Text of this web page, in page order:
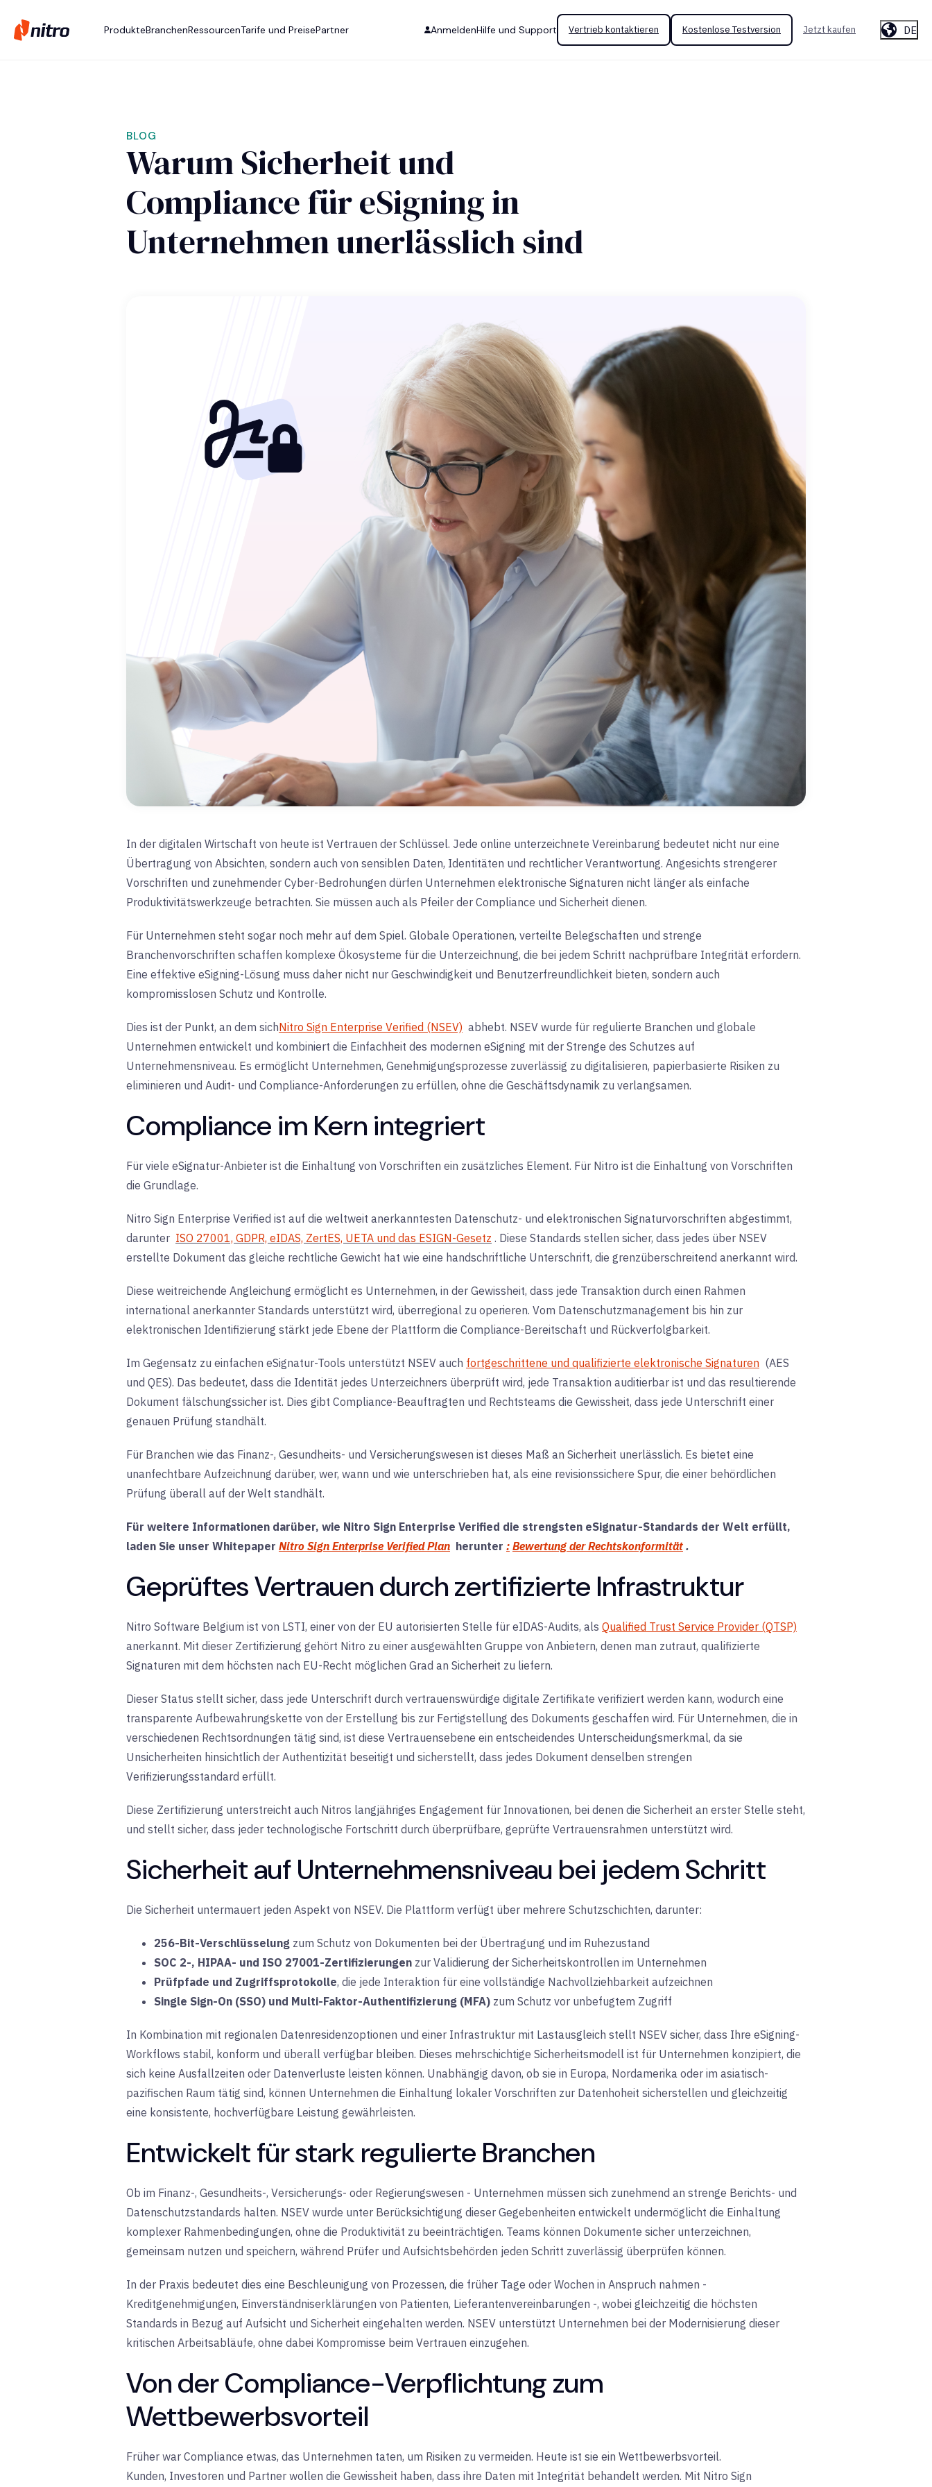
ProdukteBranchenRessourcenTarife und PreisePartner AnmeldenHilfe und Support Vertrieb kontaktieren Kostenlose Testversion Jetzt kaufen DE
BLOG
Warum Sicherheit und
Compliance für eSigning in
Unternehmen unerlässlich sind
In der digitalen Wirtschaft von heute ist Vertrauen der Schlüssel. Jede online unterzeichnete Vereinbarung bedeutet nicht nur eine
Übertragung von Absichten, sondern auch von sensiblen Daten, Identitäten und rechtlicher Verantwortung. Angesichts strengerer
Vorschriften und zunehmender Cyber-Bedrohungen dürfen Unternehmen elektronische Signaturen nicht länger als einfache
Produktivitätswerkzeuge betrachten. Sie müssen auch als Pfeiler der Compliance und Sicherheit dienen.
Für Unternehmen steht sogar noch mehr auf dem Spiel. Globale Operationen, verteilte Belegschaften und strenge
Branchenvorschriften schaffen komplexe Ökosysteme für die Unterzeichnung, die bei jedem Schritt nachprüfbare Integrität erfordern.
Eine effektive eSigning-Lösung muss daher nicht nur Geschwindigkeit und Benutzerfreundlichkeit bieten, sondern auch
kompromisslosen Schutz und Kontrolle.
Dies ist der Punkt, an dem sichNitro Sign Enterprise Verified (NSEV) abhebt. NSEV wurde für regulierte Branchen und globale
Unternehmen entwickelt und kombiniert die Einfachheit des modernen eSigning mit der Strenge des Schutzes auf
Unternehmensniveau. Es ermöglicht Unternehmen, Genehmigungsprozesse zuverlässig zu digitalisieren, papierbasierte Risiken zu
eliminieren und Audit- und Compliance-Anforderungen zu erfüllen, ohne die Geschäftsdynamik zu verlangsamen.
Compliance im Kern integriert
Für viele eSignatur-Anbieter ist die Einhaltung von Vorschriften ein zusätzliches Element. Für Nitro ist die Einhaltung von Vorschriften
die Grundlage.
Nitro Sign Enterprise Verified ist auf die weltweit anerkanntesten Datenschutz- und elektronischen Signaturvorschriften abgestimmt,
darunter ISO 27001, GDPR, eIDAS, ZertES, UETA und das ESIGN-Gesetz . Diese Standards stellen sicher, dass jedes über NSEV
erstellte Dokument das gleiche rechtliche Gewicht hat wie eine handschriftliche Unterschrift, die grenzüberschreitend anerkannt wird.
Diese weitreichende Angleichung ermöglicht es Unternehmen, in der Gewissheit, dass jede Transaktion durch einen Rahmen
international anerkannter Standards unterstützt wird, überregional zu operieren. Vom Datenschutzmanagement bis hin zur
elektronischen Identifizierung stärkt jede Ebene der Plattform die Compliance-Bereitschaft und Rückverfolgbarkeit.
Im Gegensatz zu einfachen eSignatur-Tools unterstützt NSEV auch fortgeschrittene und qualifizierte elektronische Signaturen (AES
und QES). Das bedeutet, dass die Identität jedes Unterzeichners überprüft wird, jede Transaktion auditierbar ist und das resultierende
Dokument fälschungssicher ist. Dies gibt Compliance-Beauftragten und Rechtsteams die Gewissheit, dass jede Unterschrift einer
genauen Prüfung standhält.
Für Branchen wie das Finanz-, Gesundheits- und Versicherungswesen ist dieses Maß an Sicherheit unerlässlich. Es bietet eine
unanfechtbare Aufzeichnung darüber, wer, wann und wie unterschrieben hat, als eine revisionssichere Spur, die einer behördlichen
Prüfung überall auf der Welt standhält.
Für weitere Informationen darüber, wie Nitro Sign Enterprise Verified die strengsten eSignatur-Standards der Welt erfüllt,
laden Sie unser Whitepaper Nitro Sign Enterprise Verified Plan herunter : Bewertung der Rechtskonformität .
Geprüftes Vertrauen durch zertifizierte Infrastruktur
Nitro Software Belgium ist von LSTI, einer von der EU autorisierten Stelle für eIDAS-Audits, als Qualified Trust Service Provider (QTSP)
anerkannt. Mit dieser Zertifizierung gehört Nitro zu einer ausgewählten Gruppe von Anbietern, denen man zutraut, qualifizierte
Signaturen mit dem höchsten nach EU-Recht möglichen Grad an Sicherheit zu liefern.
Dieser Status stellt sicher, dass jede Unterschrift durch vertrauenswürdige digitale Zertifikate verifiziert werden kann, wodurch eine
transparente Aufbewahrungskette von der Erstellung bis zur Fertigstellung des Dokuments geschaffen wird. Für Unternehmen, die in
verschiedenen Rechtsordnungen tätig sind, ist diese Vertrauensebene ein entscheidendes Unterscheidungsmerkmal, da sie
Unsicherheiten hinsichtlich der Authentizität beseitigt und sicherstellt, dass jedes Dokument denselben strengen
Verifizierungsstandard erfüllt.
Diese Zertifizierung unterstreicht auch Nitros langjähriges Engagement für Innovationen, bei denen die Sicherheit an erster Stelle steht,
und stellt sicher, dass jeder technologische Fortschritt durch überprüfbare, geprüfte Vertrauensrahmen unterstützt wird.
Sicherheit auf Unternehmensniveau bei jedem Schritt
Die Sicherheit untermauert jeden Aspekt von NSEV. Die Plattform verfügt über mehrere Schutzschichten, darunter:
256-Bit-Verschlüsselung zum Schutz von Dokumenten bei der Übertragung und im Ruhezustand
SOC 2-, HIPAA- und ISO 27001-Zertifizierungen zur Validierung der Sicherheitskontrollen im Unternehmen
Prüfpfade und Zugriffsprotokolle, die jede Interaktion für eine vollständige Nachvollziehbarkeit aufzeichnen
Single Sign-On (SSO) und Multi-Faktor-Authentifizierung (MFA) zum Schutz vor unbefugtem Zugriff
In Kombination mit regionalen Datenresidenzoptionen und einer Infrastruktur mit Lastausgleich stellt NSEV sicher, dass Ihre eSigning-
Workflows stabil, konform und überall verfügbar bleiben. Dieses mehrschichtige Sicherheitsmodell ist für Unternehmen konzipiert, die
sich keine Ausfallzeiten oder Datenverluste leisten können. Unabhängig davon, ob sie in Europa, Nordamerika oder im asiatisch-
pazifischen Raum tätig sind, können Unternehmen die Einhaltung lokaler Vorschriften zur Datenhoheit sicherstellen und gleichzeitig
eine konsistente, hochverfügbare Leistung gewährleisten.
Entwickelt für stark regulierte Branchen
Ob im Finanz-, Gesundheits-, Versicherungs- oder Regierungswesen - Unternehmen müssen sich zunehmend an strenge Berichts- und
Datenschutzstandards halten. NSEV wurde unter Berücksichtigung dieser Gegebenheiten entwickelt undermöglicht die Einhaltung
komplexer Rahmenbedingungen, ohne die Produktivität zu beeinträchtigen. Teams können Dokumente sicher unterzeichnen,
gemeinsam nutzen und speichern, während Prüfer und Aufsichtsbehörden jeden Schritt zuverlässig überprüfen können.
In der Praxis bedeutet dies eine Beschleunigung von Prozessen, die früher Tage oder Wochen in Anspruch nahmen -
Kreditgenehmigungen, Einverständniserklärungen von Patienten, Lieferantenvereinbarungen -, wobei gleichzeitig die höchsten
Standards in Bezug auf Aufsicht und Sicherheit eingehalten werden. NSEV unterstützt Unternehmen bei der Modernisierung dieser
kritischen Arbeitsabläufe, ohne dabei Kompromisse beim Vertrauen einzugehen.
Von der Compliance-Verpflichtung zum
Wettbewerbsvorteil
Früher war Compliance etwas, das Unternehmen taten, um Risiken zu vermeiden. Heute ist sie ein Wettbewerbsvorteil.
Kunden, Investoren und Partner wollen die Gewissheit haben, dass ihre Daten mit Integrität behandelt werden. Mit Nitro Sign